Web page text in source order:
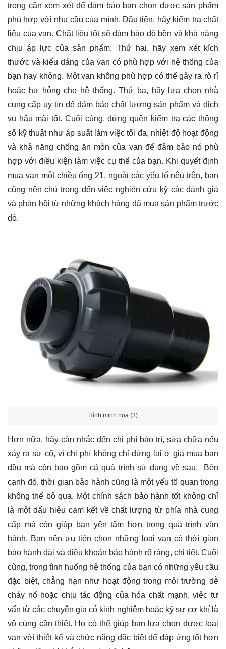
trọng cần xem xét để đảm bảo bạn chọn được sản phẩm
phù hợp với nhu cầu của mình. Đầu tiên, hãy kiểm tra chất
liệu của van. Chất liệu tốt sẽ đảm bảo độ bền và khả năng
chịu áp lực của sản phẩm. Thứ hai, hãy xem xét kích
thước và kiểu dáng của van có phù hợp với hệ thống của
bạn hay không. Một van không phù hợp có thể gây ra rò rỉ
hoặc hư hỏng cho hệ thống. Thứ ba, hãy lựa chọn nhà
cung cấp uy tín để đảm bảo chất lượng sản phẩm và dịch
vụ hậu mãi tốt. Cuối cùng, đừng quên kiểm tra các thông
số kỹ thuật như áp suất làm việc tối đa, nhiệt độ hoạt động
và khả năng chống ăn mòn của van để đảm bảo nó phù
hợp với điều kiện làm việc cụ thể của bạn. Khi quyết định
mua van một chiều ống 21, ngoài các yếu tố nêu trên, bạn
cũng nên chú trọng đến việc nghiên cứu kỹ các đánh giá
và phản hồi từ những khách hàng đã mua sản phẩm trước
đó.
Hình minh họa (3)
Hơn nữa, hãy cân nhắc đến chi phí bảo trì, sửa chữa nếu
xảy ra sự cố, vì chi phí không chỉ dừng lại ở giá mua ban
đầu mà còn bao gồm cả quá trình sử dụng về sau. Bên
cạnh đó, thời gian bảo hành cũng là một yếu tố quan trọng
không thể bỏ qua. Một chính sách bảo hành tốt không chỉ
là một dấu hiệu cam kết về chất lượng từ phía nhà cung
cấp mà còn giúp bạn yên tâm hơn trong quá trình vận
hành. Bạn nên ưu tiên chọn những loại van có thời gian
bảo hành dài và điều khoản bảo hành rõ ràng, chi tiết. Cuối
cùng, trong tình huống hệ thống của bạn có những yêu cầu
đặc biệt, chẳng hạn như hoạt động trong môi trường dễ
cháy nổ hoặc chịu tác động của hóa chất mạnh, việc tư
vấn từ các chuyên gia có kinh nghiệm hoặc kỹ sư cơ khí là
vô cùng cần thiết. Họ có thể giúp bạn lựa chọn được loại
van với thiết kế và chức năng đặc biệt để đáp ứng tốt hơn